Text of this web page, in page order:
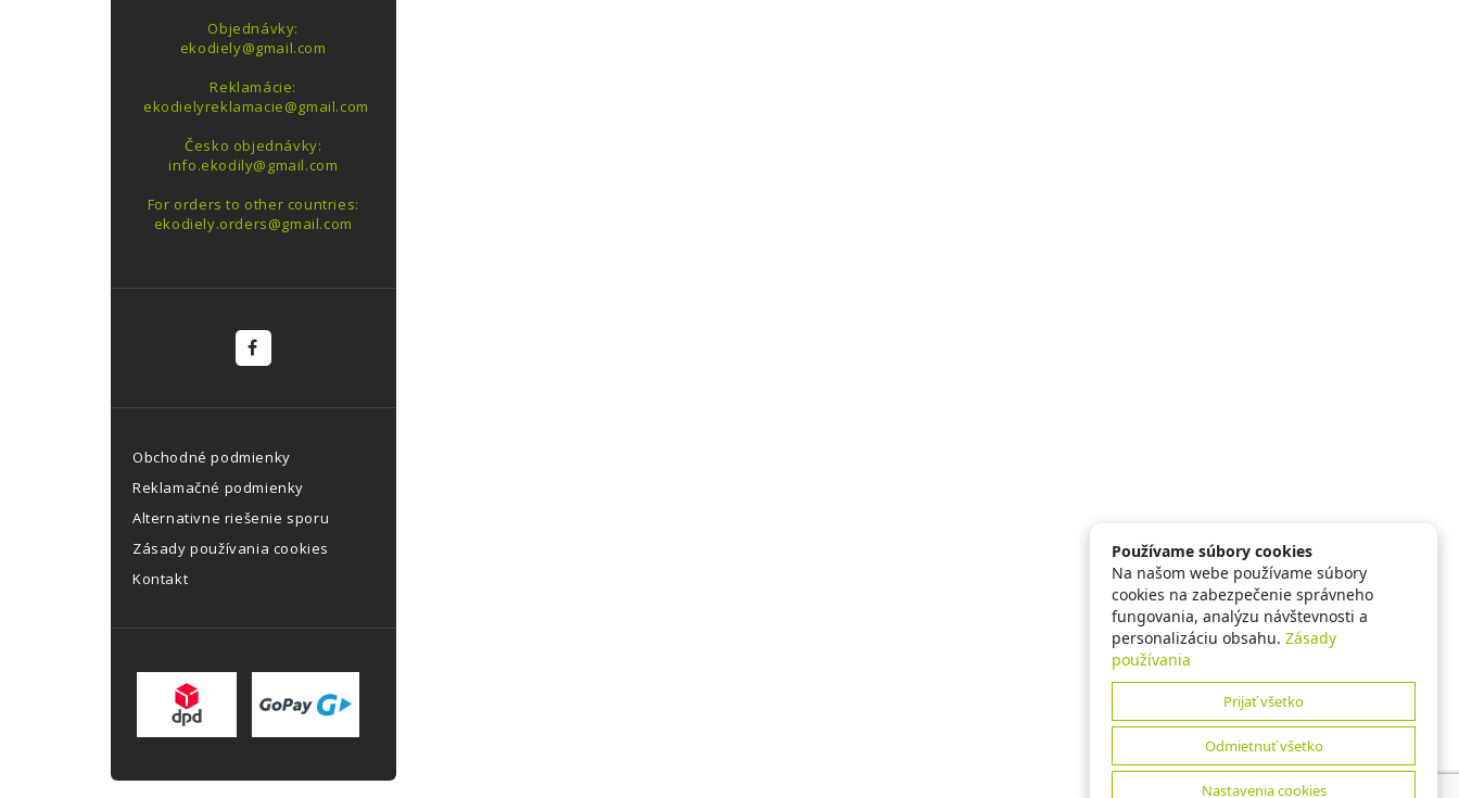
Objednávky:
ekodiely@gmail.com
Reklamácie:
ekodielyreklamacie@gmail.com
Česko objednávky:
info.ekodily@gmail.com
For orders to other countries:
ekodiely.orders@gmail.com
Obchodné podmienky
Reklamačné podmienky
Alternativne riešenie sporu
Zásady používania cookies
Kontakt
Používame súbory cookies
Na našom webe používame súbory
cookies na zabezpečenie správneho
fungovania, analýzu návštevnosti a
personalizáciu obsahu. Zásady
používania
Prijať všetko
Odmietnuť všetko
Nastavenia cookies